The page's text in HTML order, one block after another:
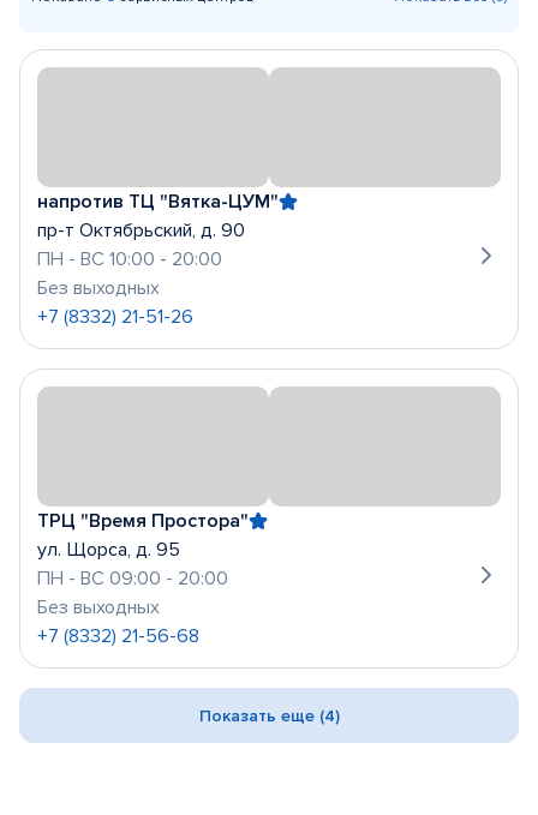
напротив ТЦ "Вятка-ЦУМ"
пр-т Октябрьский, д. 90
ПН - ВС 10:00 - 20:00
Без выходных
+7 (8332) 21-51-26
ТРЦ "Время Простора"
ул. Щорса, д. 95
ПН - ВС 09:00 - 20:00
Без выходных
+7 (8332) 21-56-68
Показать еще (4)